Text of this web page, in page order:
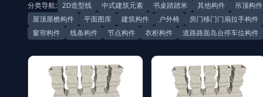
分类导航: 2D造型线 中式建筑元素 书桌踏踏米 其他构件 吊顶构件
屋顶屋檐构件
平面图库 建筑构件 户外椅 房门移门门扇拉手构件
窗帘构件
线条构件 节点构件 衣柜构件 道路路面岛台停车位构件